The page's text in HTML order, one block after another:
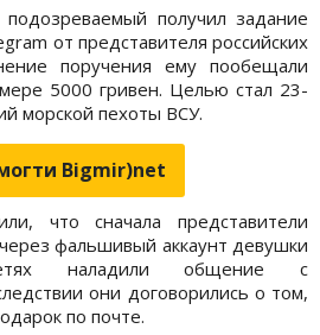
получил задание
от представителя российских
поручения ему пообещали
5000 гривен. Целью стал 23-
морской пехоты ВСУ.
Bigmir)net
что сначала представители
фальшивый аккаунт девушки
наладили общение с
они договорились о том,
по почте.